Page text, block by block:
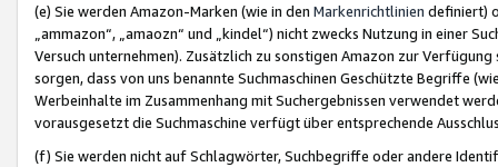
(e) Sie werden Amazon-Marken (wie in den Markenrichtlinien definiert)
„ammazon“, „amaozn“ und „kindel“) nicht zwecks Nutzung in einer
Versuch unternehmen). Zusätzlich zu sonstigen Amazon zur
sorgen, dass von uns benannte Suchmaschinen Geschützte Begriffe
Werbeinhalte im Zusammenhang mit Suchergebnissen verwendet
vorausgesetzt die Suchmaschine verfügt über entsprechende
(f) Sie werden nicht auf Schlagwörter, Suchbegriffe oder andere